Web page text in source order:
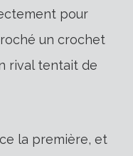
pour
un crochet
rival tentait de
la première, et